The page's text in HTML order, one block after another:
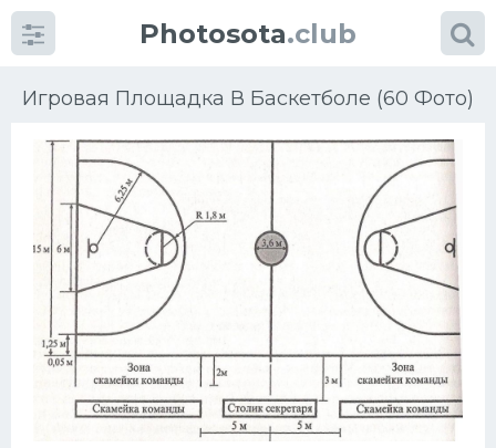
Photosota.club
Игровая Площадка В Баскетболе (60 Фото)
Категории
Еще картинки...
Футбол
Баскетбол